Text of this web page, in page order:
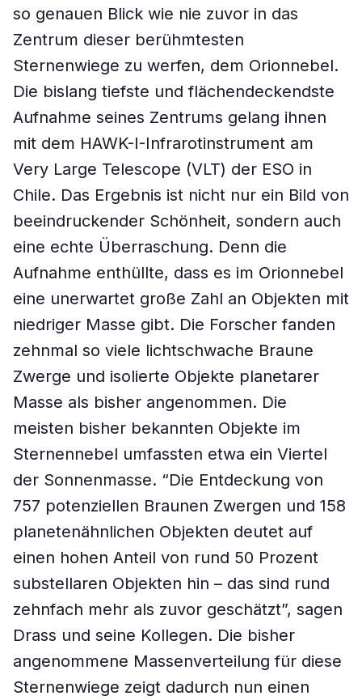
so genauen Blick wie nie zuvor in das
Zentrum dieser berühmtesten
Sternenwiege zu werfen, dem Orionnebel.
Die bislang tiefste und flächendeckendste
Aufnahme seines Zentrums gelang ihnen
mit dem HAWK-I-Infrarotinstrument am
Very Large Telescope (VLT) der ESO in
Chile. Das Ergebnis ist nicht nur ein Bild von
beeindruckender Schönheit, sondern auch
eine echte Überraschung. Denn die
Aufnahme enthüllte, dass es im Orionnebel
eine unerwartet große Zahl an Objekten mit
niedriger Masse gibt. Die Forscher fanden
zehnmal so viele lichtschwache Braune
Zwerge und isolierte Objekte planetarer
Masse als bisher angenommen. Die
meisten bisher bekannten Objekte im
Sternennebel umfassten etwa ein Viertel
der Sonnenmasse. “Die Entdeckung von
757 potenziellen Braunen Zwergen und 158
planetenähnlichen Objekten deutet auf
einen hohen Anteil von rund 50 Prozent
substellaren Objekten hin – das sind rund
zehnfach mehr als zuvor geschätzt”, sagen
Drass und seine Kollegen. Die bisher
angenommene Massenverteilung für diese
Sternenwiege zeigt dadurch nun einen